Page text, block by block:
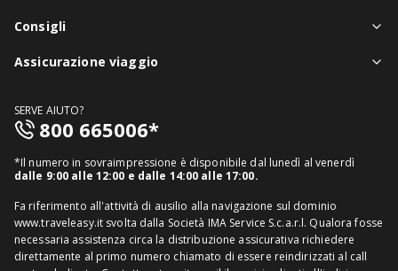
Chi siamo
FAQ
Mappa del sito
Informativa distributore
Consigli
Notizie viaggi
Assicurazione viaggio
Assicurazione viaggio annuale
Assicurazione medico sanitaria
Assicurazione viaggio USA
Assicurazione viaggio Thailandia
Assicurazione viaggio Cuba
SERVE AIUTO?
800 665006*
*Il numero in sovraimpressione è disponibile dal lunedì al venerdì
dalle 9:00 alle 12:00 e dalle 14:00 alle 17:00.
Fa riferimento all'attività di ausilio alla navigazione sul dominio
www.traveleasy.it svolta dalla Società IMA Service S.c.a.r.l. Qualora fosse
necessaria assistenza circa la distribuzione assicurativa richiedere
direttamente al primo numero chiamato di essere reindirizzati al call